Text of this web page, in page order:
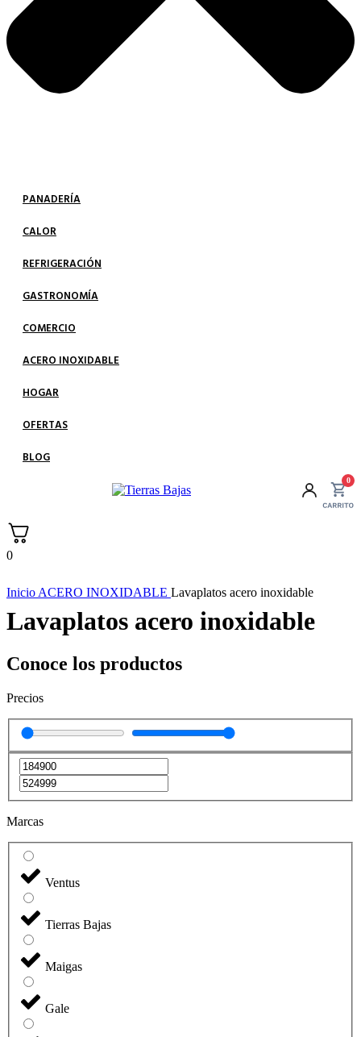
PANADERÍA
CALOR
REFRIGERACIÓN
GASTRONOMÍA
COMERCIO
ACERO INOXIDABLE
HOGAR
OFERTAS
BLOG
0
0
Inicio ACERO INOXIDABLE Lavaplatos acero inoxidable
Lavaplatos acero inoxidable
Conoce los productos
Precios
Marcas
Ventus
Tierras Bajas
Maigas
Gale